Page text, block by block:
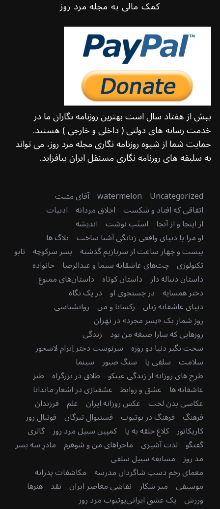
کمک مالی به مجله مرد روز
بیش از هفتاد سال است بهترین روزنامه نگاران ما در
خدمت رسانه های دولتی ( داخلی و خارجی ) هستند.
حمایت شما از شیوه روزنامه نگاری مجله مرد روز، می تواند
به سلیقه های روزنامه نگاری مستقل ایران بیافزاید.
Uncategorized
watermelon آقای مثبت
اتفاقی که افتاد و شکست اخلاق مردانه ادبیات
از اینجا و از آنجا اسنَپ نوشت اندیشه
او مرا با دنیای واقعی زنانگی آشنا ساخت بلاگ ها
بیست و چهار ساعت از سربازیم گذشته پسر سرکوچه تابو
تکنولوژی چت‌های عاشقانه سیما و عبدالرضا خانواده
داستان دنباله دار داستان کوتاه داستان‌های ممنوع
دختر همسایه در جستجوی او در یک نگاه
دنیای عاشقانه زنان رکسانا و من روانشناسی
روز شمار یک «پسر مجرد» در تهران
روزهایی که سارا صیغه من بود زندگی
سخت نگیر دنیا دو روزه سرنوشت دختر اِبرام لاشخور
سلامت سلفی پا سنگ صبور سینما
طرح های روزانه از زندگی عینکو طلاق در بزرگراه طنز
عاشقانه ها عشق و روابط عشقبازی در اشعار ماندانا
عکاسی بدن لخت عکس روزانه ایران علم فرزندان
فرهنگ فرهنگ در یوتیوب فستیوال تیرگان فوتبال روز
کاریکاتور کلاغ حلقه به پا کمپین سبیل مرد روز گالری
گفتگو لذت آشپزی ماجراهای من و شوهرم مادرِ سه پسر
مد روز مسابقه سبیل سلفی
معمای زخم دستِ شاگردان مدرسه مکاشفات پدرانه
موسیقی میر شکار نقاشی معاصر ایران نقد هنرها
ورزش یک عشق ایرانییوتیوب مرد روز